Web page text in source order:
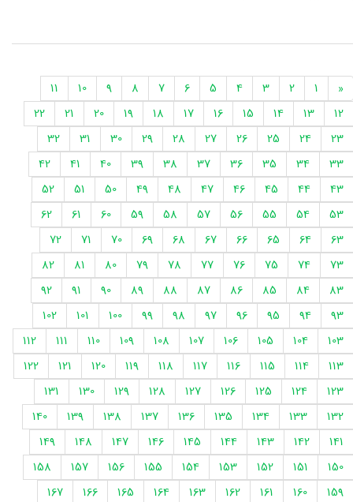
«
1
2
3
4
5
6
7
8
9
10
11
12
13
14
15
16
17
18
19
20
21
22
23
24
25
26
27
28
29
30
31
32
33
34
35
36
37
38
39
40
41
42
43
44
45
46
47
48
49
50
51
52
53
54
55
56
57
58
59
60
61
62
63
64
65
66
67
68
69
70
71
72
73
74
75
76
77
78
79
80
81
82
83
84
85
86
87
88
89
90
91
92
93
94
95
96
97
98
99
100
101
102
103
104
105
106
107
108
109
110
111
112
113
114
115
116
117
118
119
120
121
122
123
124
125
126
127
128
129
130
131
132
133
134
135
136
137
138
139
140
141
142
143
144
145
146
147
148
149
150
151
152
153
154
155
156
157
158
159
160
161
162
163
164
165
166
167